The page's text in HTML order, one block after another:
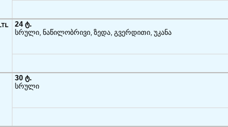
24 ტ.
სრული, ნაწილობრივი, ზედა, გვერდითი, უკანა
30 ტ.
სრული